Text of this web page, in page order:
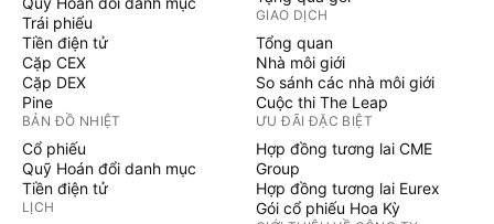
Trái phiếu
Tiền điện tử
Cặp CEX
Cặp DEX
Pine
BẢN ĐỒ NHIỆT
Cổ phiếu
Quỹ Hoán đổi danh mục
Tiền điện tử
LỊCH
GIAO DỊCH
Tổng quan
Nhà môi giới
So sánh các nhà môi giới
Cuộc thi The Leap
ƯU ĐÃI ĐẶC BIỆT
Hợp đồng tương lai CME
Group
Hợp đồng tương lai Eurex
Gói cổ phiếu Hoa Kỳ